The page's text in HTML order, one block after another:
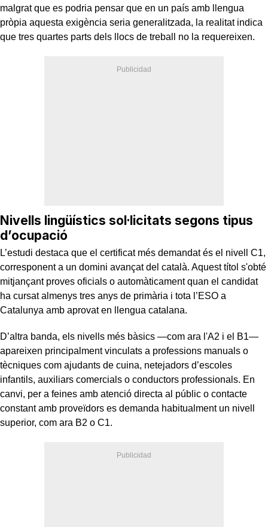
malgrat que es podria pensar que en un país amb llengua
pròpia aquesta exigència seria generalitzada, la realitat indica
que tres quartes parts dels llocs de treball no la requereixen.
Nivells lingüístics sol·licitats segons tipus
d’ocupació
L’estudi destaca que el certificat més demandat és el nivell C1,
corresponent a un domini avançat del català. Aquest títol s'obté
mitjançant proves oficials o automàticament quan el candidat
ha cursat almenys tres anys de primària i tota l’ESO a
Catalunya amb aprovat en llengua catalana.
D’altra banda, els nivells més bàsics —com ara l'A2 i el B1—
apareixen principalment vinculats a professions manuals o
tècniques com ajudants de cuina, netejadors d’escoles
infantils, auxiliars comercials o conductors professionals. En
canvi, per a feines amb atenció directa al públic o contacte
constant amb proveïdors es demanda habitualment un nivell
superior, com ara B2 o C1.